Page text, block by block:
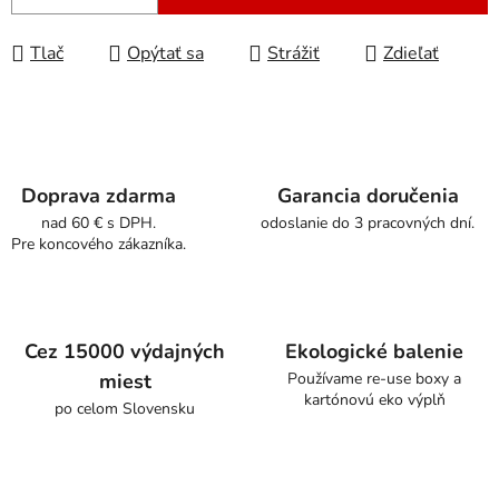
Tlač Opýtať sa Strážiť Zdieľať
Doprava zdarma
nad 60 € s DPH.
Pre koncového zákazníka.
Garancia doručenia
odoslanie do 3 pracovných dní.
Cez 15000 výdajných
miest
po celom Slovensku
Ekologické balenie
Používame re-use boxy a
kartónovú eko výplň